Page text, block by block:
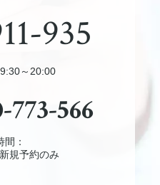
935
～20:00
773-566
間：
規予約のみ